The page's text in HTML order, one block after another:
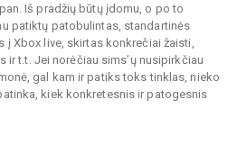
Iš pradžių būtų įdomu, o po to
patiktų patobulintas, standartinės
į Xbox live, skirtas konkrečiai žaisti,
ir t.t. Jei norėčiau sims’ų nusipirkčiau
gal kam ir patiks toks tinklas, nieko
kiek konkretesnis ir patogesnis